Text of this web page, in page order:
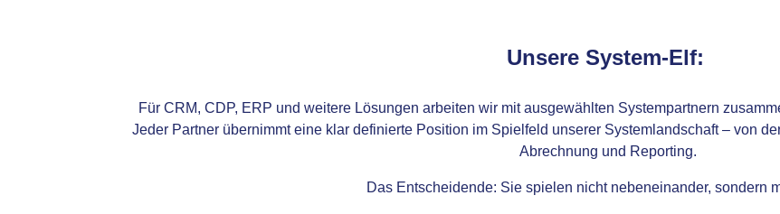
Unsere System-Elf:
Für CRM, CDP, ERP und weitere Lösungen arbeiten wir mit ausgewählten Systempartnern
Jeder Partner übernimmt eine klar definierte Position im Spielfeld unserer Systemlandschaft – von
Abrechnung und Reporting.
Das Entscheidende: Sie spielen nicht nebeneinander, sondern